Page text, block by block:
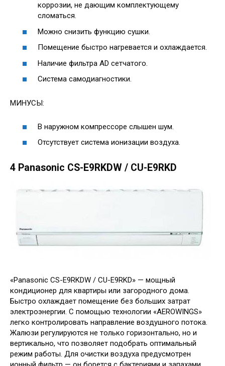
коррозии, не дающим комплектующему
сломаться.
Можно снизить функцию сушки.
Помещение быстро нагревается и охлаждается.
Наличие фильтра AD сетчатого.
Система самодиагностики.
МИНУСЫ:
В наружном компрессоре слышен шум.
Отсутствует система ионизации воздуха.
4 Panasonic CS-E9RKDW / CU-E9RKD
«Panasonic CS-E9RKDW / CU-E9RKD» — мощный
кондиционер для квартиры или загородного дома.
Быстро охлаждает помещение без больших затрат
электроэнергии. С помощью технологии «AEROWINGS»
легко контролировать направление воздушного потока.
Жалюзи регулируются не только горизонтально, но и
вертикально, что позволяет подобрать оптимальный
режим работы. Для очистки воздуха предусмотрен